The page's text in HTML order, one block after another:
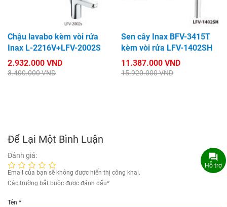
Chậu lavabo kèm vòi rửa
Inax L-2216V+LFV-2002S
2.932.000 VND
3.400.000 VND
Sen cây Inax BFV-3415T
kèm vòi rửa LFV-1402SH
11.387.000 VND
15.920.000 VND
Để Lại Một Bình Luận
Đánh giá:
Email của bạn sẽ không được hiển thị công khai.
Các trường bắt buộc được đánh dấu*
Tên *
Hỗ trợ